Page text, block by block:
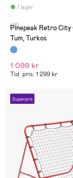
I lagernår ner till
(11)
Pinepeak Retro City
Tum, Turkos
1 099 kr
Tid. pris: 1 299 kr
Superpris